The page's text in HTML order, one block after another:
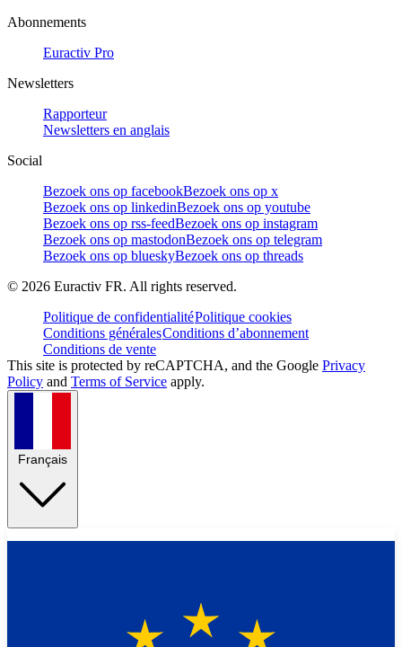
Abonnements
Euractiv Pro
Newsletters
Rapporteur
Newsletters en anglais
Social
Bezoek ons op facebookBezoek ons op x
Bezoek ons op linkedinBezoek ons op youtube
Bezoek ons op rss-feedBezoek ons op instagram
Bezoek ons op mastodonBezoek ons op telegram
Bezoek ons op blueskyBezoek ons op threads
© 2026 Euractiv FR. All rights reserved.
Politique de confidentialitéPolitique cookies
Conditions généralesConditions d’abonnement
Conditions de vente
This site is protected by reCAPTCHA, and the Google Privacy
Policy and Terms of Service apply.
Français